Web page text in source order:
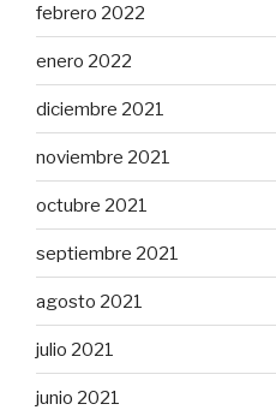
febrero 2022
enero 2022
diciembre 2021
noviembre 2021
octubre 2021
septiembre 2021
agosto 2021
julio 2021
junio 2021